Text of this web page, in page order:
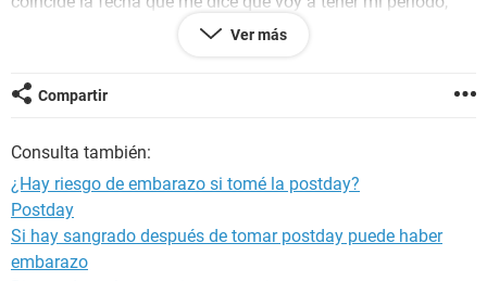
pero este mes fue diferente.. Supuestamente tenia que tener
mi periodo el 20 de mayo, 2 dias antes de la regla anterior,
preocupada porq casi nunca me pasa esto, he tomado la
pastilla veces anteriores (no juntas) y no me ha pasado esto.
cambio de la luna que hubo hace un par de dias (obvio que
no le he dicho que tuve relaciones) nose si sera verdad pero
puedr que tenga algo que ver.. alguien podria ayudarme con
esto..?? Por favor
Ver más
Compartir
Consulta también:
¿Hay riesgo de embarazo si tomé la postday?
Postday
Si hay sangrado después de tomar postday puede haber
embarazo